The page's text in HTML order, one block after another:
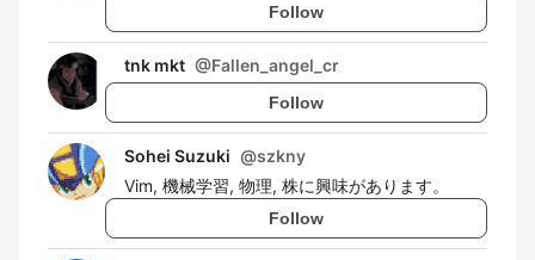
Follow
tnk mkt @Fallen_angel_cr
Follow
Sohei Suzuki @szkny
Vim, 機械学習, 物理, 株に興味があります。
Follow